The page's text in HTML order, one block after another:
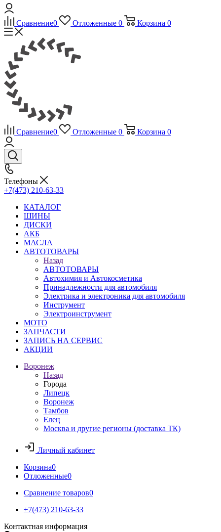
Сравнение0 Отложенные 0 Корзина 0
Сравнение0 Отложенные 0 Корзина 0
Телефоны
+7(473) 210-63-33
КАТАЛОГ
ШИНЫ
ДИСКИ
АКБ
МАСЛА
АВТОТОВАРЫ
Назад
АВТОТОВАРЫ
Автохимия и Автокосметика
Принадлежности для автомобиля
Электрика и электроника для автомобиля
Инструмент
Электроинструмент
МОТО
ЗАПЧАСТИ
ЗАПИСЬ НА СЕРВИС
АКЦИИ
Воронеж
Назад
Города
Липецк
Воронеж
Тамбов
Елец
Москва и другие регионы (доставка ТК)
Личный кабинет
Корзина0
Отложенные0
Сравнение товаров0
+7(473) 210-63-33
Контактная информация